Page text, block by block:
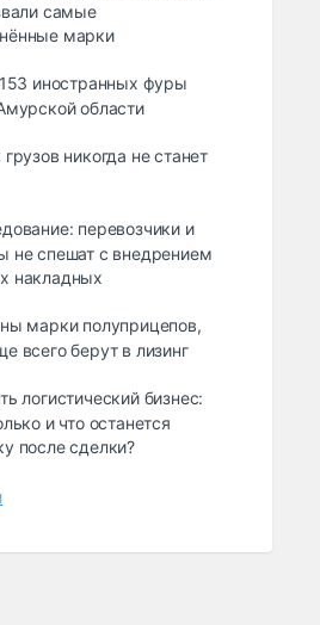
самые
марки
иностранных фуры
области
никогда не станет
перевозчики и
не спешат с внедрением
накладных
марки полуприцепов,
всего берут в лизинг
логистический бизнес:
и что останется
после сделки?